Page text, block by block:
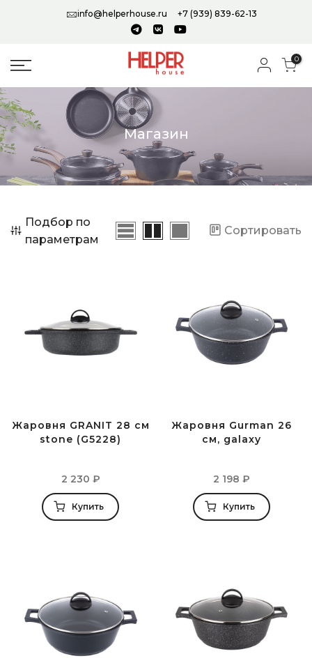
info@helperhouse.ru +7 (939) 839-62-13
0
Магазин
Подбор по
параметрам
Сортировать
Жаровня GRANIT 28 см
stone (G5228)
2 230 ₽
Купить
Жаровня Gurman 26
см, galaxy
2 198 ₽
Купить